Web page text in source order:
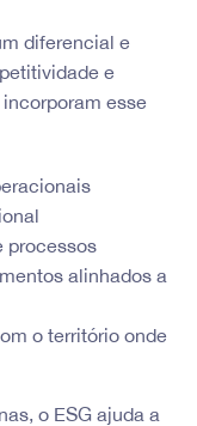
diferencial e
e
esse
processos
alinhados a
o território onde
o ESG ajuda a